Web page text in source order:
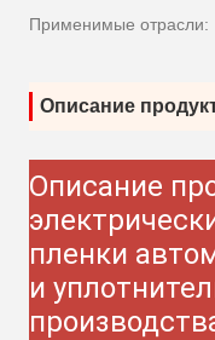
Применимые отрасли:
Описание
Описание
пленки
и